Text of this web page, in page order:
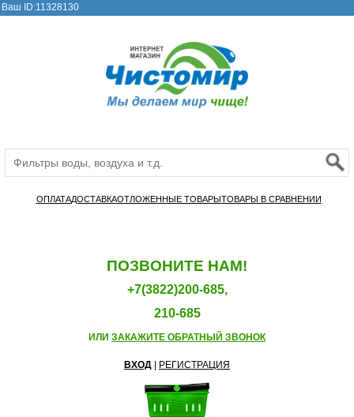
Ваш ID:11328130
ОПЛАТАДОСТАВКАОТЛОЖЕННЫЕ ТОВАРЫТОВАРЫ В СРАВНЕНИИ
ПОЗВОНИТЕ НАМ!
+7(3822)200-685,
210-685
ИЛИ ЗАКАЖИТЕ ОБРАТНЫЙ ЗВОНОК
ВХОД РЕГИСТРАЦИЯ